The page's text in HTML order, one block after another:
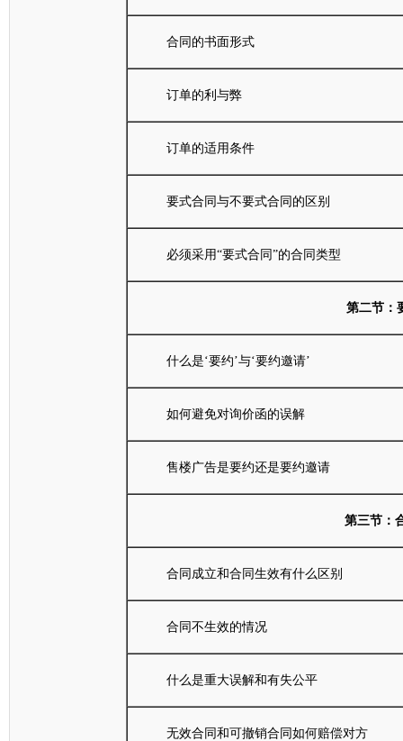
合同的书面形式
订单的利与弊
订单的适用条件
要式合同与不要式合同的区别
必须采用“要式合同”的合同类型
第二节：
什么是‘要约’与‘要约邀请’
如何避免对询价函的误解
售楼广告是要约还是要约邀请
第三节：
合同成立和合同生效有什么区别
合同不生效的情况
什么是重大误解和有失公平
无效合同和可撤销合同如何赔偿对方